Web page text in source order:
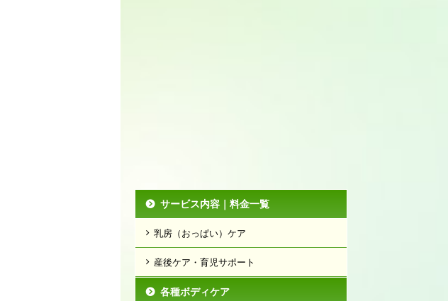
サービス内容｜料金一覧
乳房（おっぱい）ケア
産後ケア・育児サポート
各種ボディケア